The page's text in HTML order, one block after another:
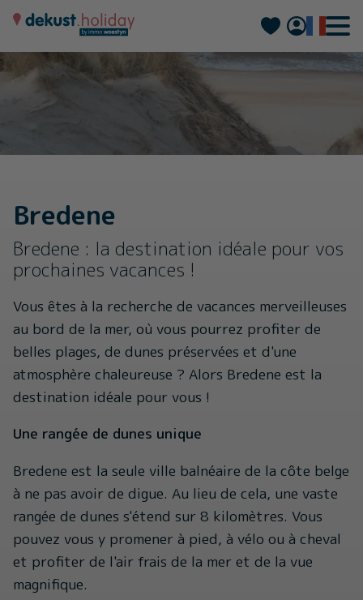
Deutsch
Bredene
Bredene : la destination idéale pour vos
prochaines vacances !
Vous êtes à la recherche de vacances merveilleuses
au bord de la mer, où vous pourrez profiter de
belles plages, de dunes préservées et d'une
atmosphère chaleureuse ? Alors Bredene est la
destination idéale pour vous !
Une rangée de dunes unique
Bredene est la seule ville balnéaire de la côte belge
à ne pas avoir de digue. Au lieu de cela, une vaste
rangée de dunes s'étend sur 8 kilomètres. Vous
pouvez vous y promener à pied, à vélo ou à cheval
et profiter de l'air frais de la mer et de la vue
magnifique.